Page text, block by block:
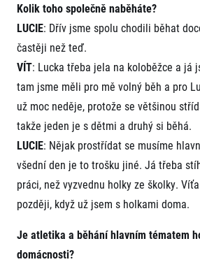
Kolik toho společně naběháte?
LUCIE: Dřív jsme spolu chodili běhat
častěji než teď.
VÍT: Lucka třeba jela na koloběžce a já
tam jsme měli pro mě volný běh a pro
už moc neděje, protože se většinou
takže jeden je s dětmi a druhý si běhá.
LUCIE: Nějak prostřídat se musíme
všední den je to trošku jiné. Já třeba
práci, než vyzvednu holky ze školky.
později, když už jsem s holkami doma.
Je atletika a běhání hlavním tématem
domácnosti?